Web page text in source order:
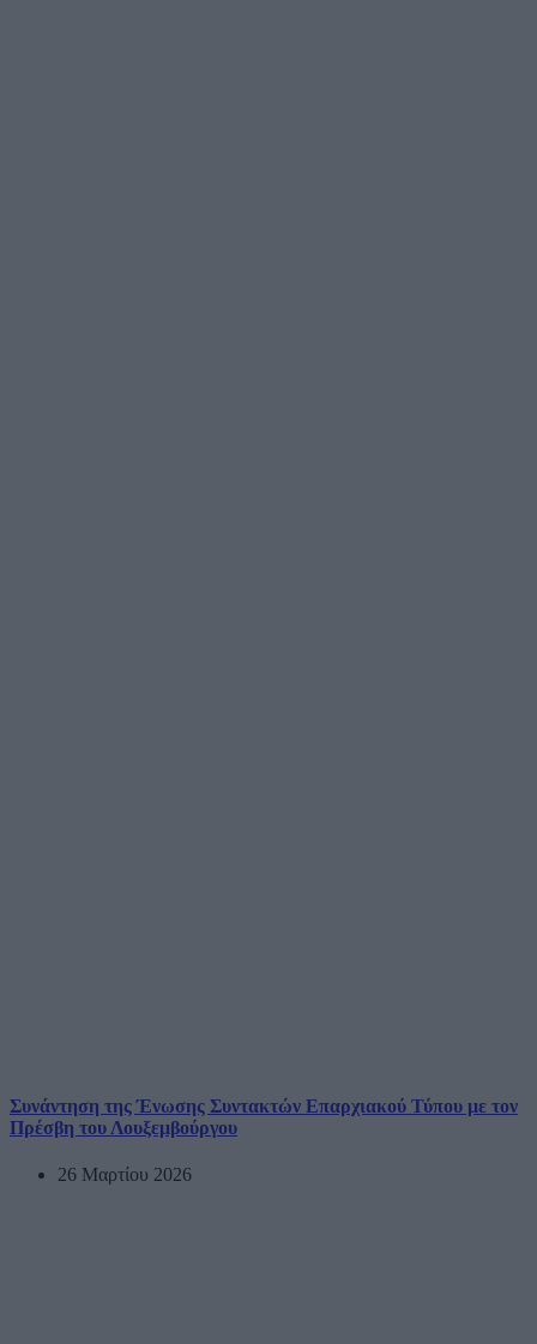
Συνάντηση της Ένωσης Συντακτών Επαρχιακού Τύπου με τον
Πρέσβη του Λουξεμβούργου
26 Μαρτίου 2026